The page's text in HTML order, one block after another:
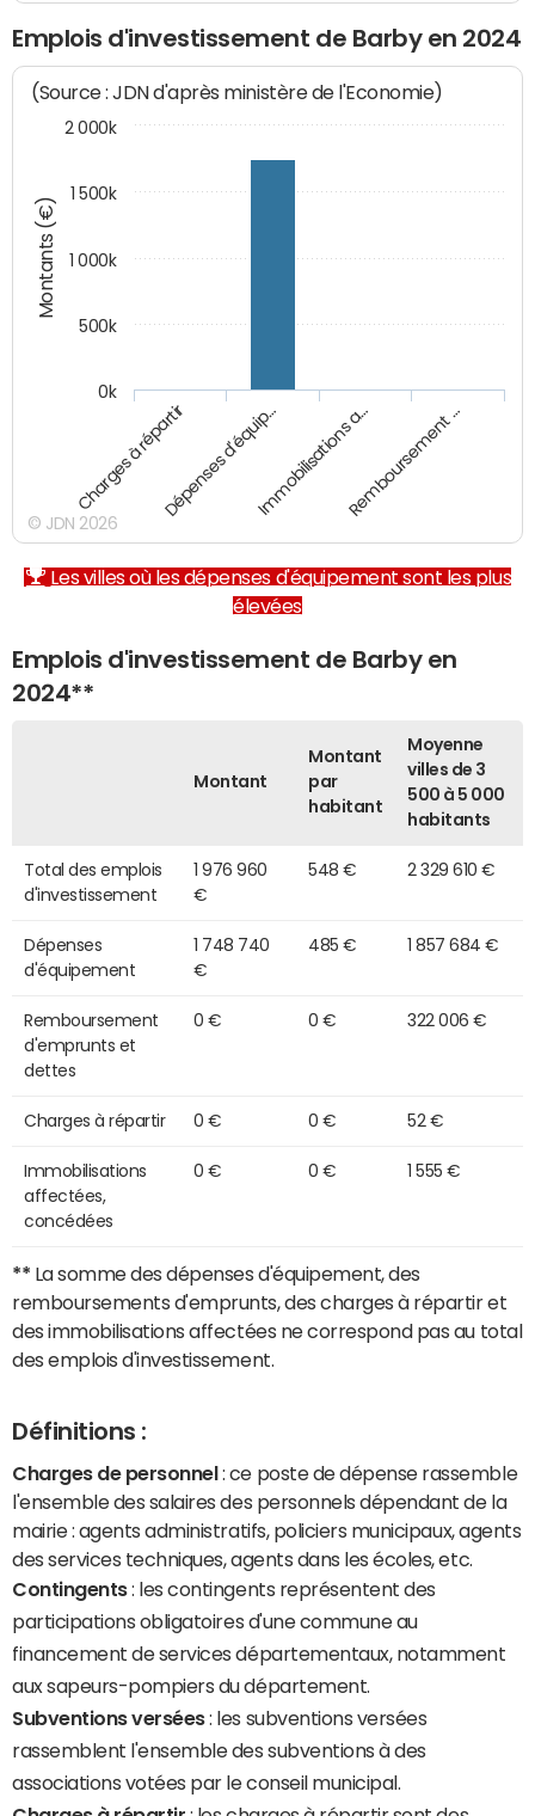
Emplois d'investissement de Barby en 2024
Montants (€)
(Source : JDN d'après ministère de l'Economie)
Charges à répartirDépenses d'équip…Immobilisations a…Remboursement …
0k
500k
1 000k
1 500k
2 000k
© JDN 2026
Les villes où les dépenses d'équipement sont les plus
élevées
Emplois d'investissement de Barby en
2024**
Montant
Montant
par
habitant
Moyenne
villes de 3
500 à 5 000
habitants
Total des emplois
d'investissement
1 976 960
€
548 € 2 329 610 €
Dépenses
d'équipement
1 748 740
€
485 € 1 857 684 €
Remboursement
d'emprunts et
dettes
0 € 0 € 322 006 €
Charges à répartir 0 € 0 € 52 €
Immobilisations
affectées,
concédées
0 € 0 € 1 555 €
** La somme des dépenses d'équipement, des
remboursements d'emprunts, des charges à répartir et
des immobilisations affectées ne correspond pas au total
des emplois d'investissement.
Définitions :
Charges de personnel : ce poste de dépense rassemble
l'ensemble des salaires des personnels dépendant de la
mairie : agents administratifs, policiers municipaux, agents
des services techniques, agents dans les écoles, etc.
Contingents: les contingents représentent des
participations obligatoires d'une commune au
financement de services départementaux, notamment
aux sapeurs-pompiers du département.
Subventions versées: les subventions versées
rassemblent l'ensemble des subventions à des
associations votées par le conseil municipal.